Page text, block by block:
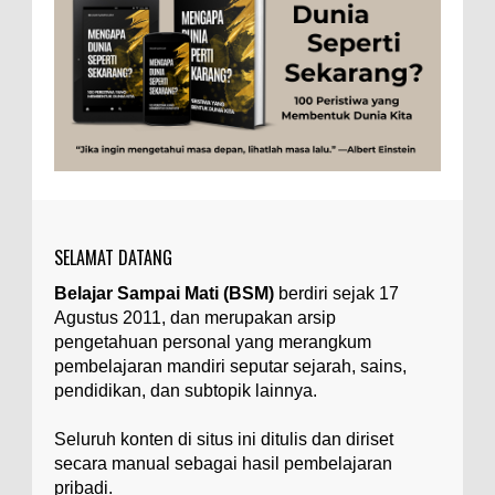
Tubuh Manusia
Umum
Togel
Ilustrasi/zdnet.com Ini adalah catatan penutup
untuk dua catatan saya sebelumnya ( Judi Togel
dan Impian Tolol Kaya Mendadak dan Tidak Ada ...
Apa yang Disebut Impurities?
Apa yang Disebut Badan Golgi?
Ilustrasi/utakatikotak.com Badan Golgi (disebut
pula aparatus Golgi, kompleks Golgi, atau
diktiosom) adalah organel yang dikaitkan
denga...
Apakah UFO Benar-benar Ada?
Ilustrasi/istimewa Sebagian orang percaya UFO
UFO benar-benar tidak ada. Manakah yang
benar...
SELAMAT DATANG
Belajar Sampai Mati (BSM) berdiri sejak 17
Agustus 2011, dan merupakan arsip
pengetahuan personal yang merangkum
pembelajaran mandiri seputar sejarah, sains,
pendidikan, dan subtopik lainnya.
Seluruh konten di situs ini ditulis dan diriset
secara manual sebagai hasil pembelajaran
pribadi.